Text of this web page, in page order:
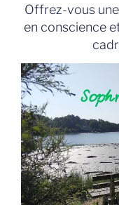
Offrez-vous
en conscience